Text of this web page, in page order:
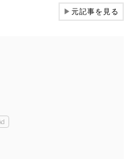
▶元記事を見る